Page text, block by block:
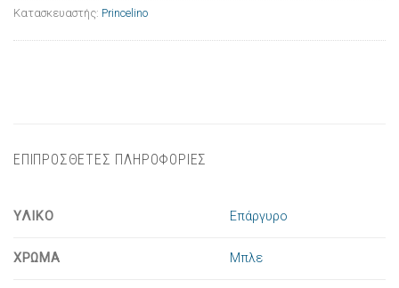
Κατασκευαστής: Princelino
ΕΠΙΠΡΟΣΘΕΤΕΣ ΠΛΗΡΟΦΟΡΙΕΣ
ΥΛΙΚΟ Επάργυρο
ΧΡΩΜΑ Μπλε